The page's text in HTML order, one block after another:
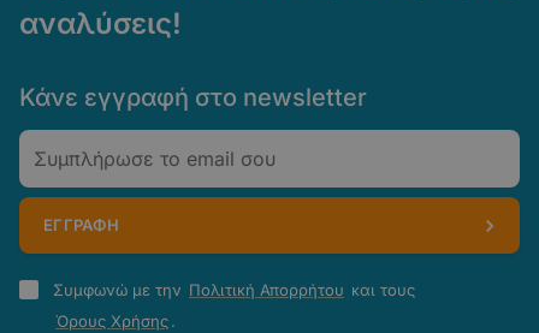
αναλύσεις!
Κάνε εγγραφή στο newsletter
Email
ΕΓΓΡΑΦΗ
Πολιτική
Απορρήτου
Συμφωνώ με την Πολιτική Απορρήτου και τους
Όρους Χρήσης.